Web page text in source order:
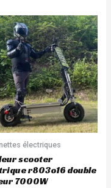
électriques
scooter
r803o16 double
7000W